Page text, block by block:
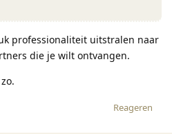
professionaliteit uitstralen naar
die je wilt ontvangen.
Reageren